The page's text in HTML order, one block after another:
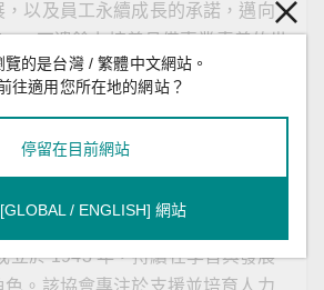
，以及員工永續成長的承諾，邁向
不遺餘力培養具備專業素養的世
實現創新突破，並引領工業自動化
才發展協會
立於 1943 年，持續在學習與發展
色。該協會專注於支援並培育人力
覽的是台灣 / 繁體中文網站。
往適用您所在地的網站？
停留在目前網站
/ ENGLISH] 網站